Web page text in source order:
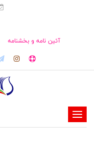
آئین نامه و بخشنامه
-
-